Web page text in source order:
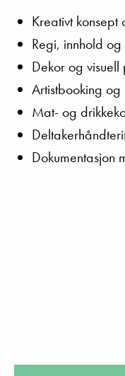
Kreativt konsept
Regi, innhold og
Dekor og visuell
Artistbooking
Mat- og
Dokumentasjon